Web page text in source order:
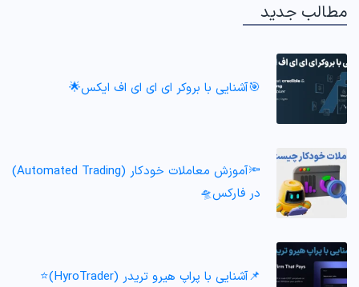
مطالب جدید
🎯آشنایی با بروکر ای ای ای اف ایکس🌟
🔦آموزش معاملات خودکار (Automated Trading)
در فارکس🛸
📌آشنایی با پراپ هیرو تریدر (HyroTrader)⭐️